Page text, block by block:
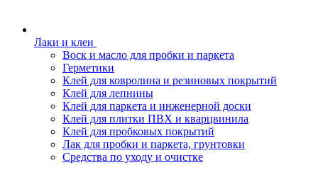
Лаки и клеи
Воск и масло для пробки и паркета
Герметики
Клей для ковролина и резиновых покрытий
Клей для лепнины
Клей для паркета и инженерной доски
Клей для плитки ПВХ и кварцвинила
Клей для пробковых покрытий
Лак для пробки и паркета, грунтовки
Средства по уходу и очистке